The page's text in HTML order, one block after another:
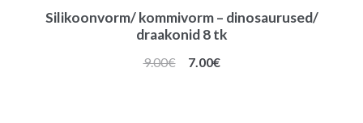
Silikoonvorm/ kommivorm – dinosaurused/
draakonid 8 tk
9.00€
Algne
7.00€Praegune